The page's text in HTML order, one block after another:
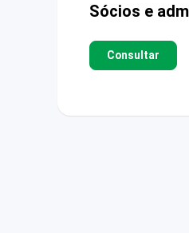
Sócios e
Consultar